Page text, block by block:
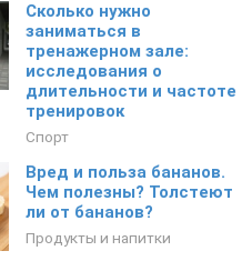
Сколько нужно
заниматься в
тренажерном зале:
исследования о
длительности и частоте
тренировок
Спорт
Вред и польза бананов.
Чем полезны? Толстеют
ли от бананов?
Продукты и напитки